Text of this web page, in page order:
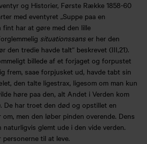
og Historier, Første Række 1858-60
med eventyret „Suppe paa en
fint har at gøre med den lille
situationssans er her den
den tredie havde talt“ beskrevet (III,21).
billede af et forjaget og forpustet
frem, saae forpjusket ud, havde tabt sin
den talte ligestrax, ligesom om man kun
høre paa den, alt Andet i Verden kom
De har troet den død og opstillet en
men den løber pinden overende. Dens
glemt ude i den vide verden.
til at leve.